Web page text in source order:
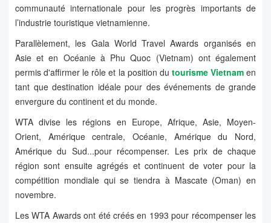
communauté internationale pour les progrès importants de
l’industrie touristique vietnamienne.
Parallèlement, les Gala World Travel Awards organisés en
Asie et en Océanie à Phu Quoc (Vietnam) ont également
permis d'affirmer le rôle et la position du tourisme Vietnamen
tant que destination idéale pour des événements de grande
envergure du continent et du monde.
WTA divise les régions en Europe, Afrique, Asie, Moyen-
Orient, Amérique centrale, Océanie, Amérique du Nord,
Amérique du Sud...pour récompenser. Les prix de chaque
région sont ensuite agrégés et continuent de voter pour la
compétition mondiale qui se tiendra à Mascate (Oman) en
novembre.
Les WTA Awards ont été créés en 1993 pour récompenser les